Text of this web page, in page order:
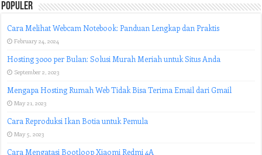
Populer
Cara Melihat Webcam Notebook: Panduan Lengkap dan Praktis
February 24, 2024
Hosting 3000 per Bulan: Solusi Murah Meriah untuk Situs Anda
September 2, 2023
Mengapa Hosting Rumah Web Tidak Bisa Terima Email dari Gmail
May 21, 2023
Cara Reproduksi Ikan Botia untuk Pemula
May 5, 2023
Cara Mengatasi Bootloop Xiaomi Redmi 4A